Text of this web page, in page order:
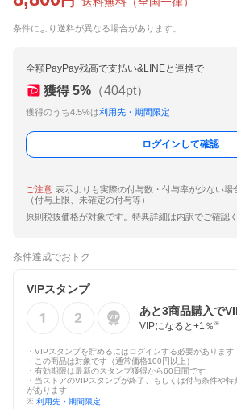
条件により送料が異なる場合があります。
全額PayPay残高で支払い&LINEと連携で
獲得 5% （404pt）
獲得のうち4.5%は利用先・期間限定
ログインして確認
ご注意 表示よりも実際の付与数・付与率が少ない場
（付与上限、未確定の付与等）
原則税抜価格が対象です。特典詳細は内訳でご確認く
条件達成でおトク
VIPスタンプ
あと3商品購入で
VIPになると+1 ％ ※
・VIPスタンプを貯めるにはログインする必要があります
・この商品は対象です（通常価格100円以上）
・有効期限は最新のスタンプ獲得から60日間です
・当ストアのVIPスタンプが終了、もしくは付与条件や
があります
※ 利用先・期間限定